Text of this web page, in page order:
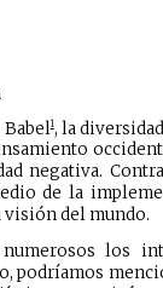
Babel1, la
negativa.
de la
del mundo.
los
podríamos